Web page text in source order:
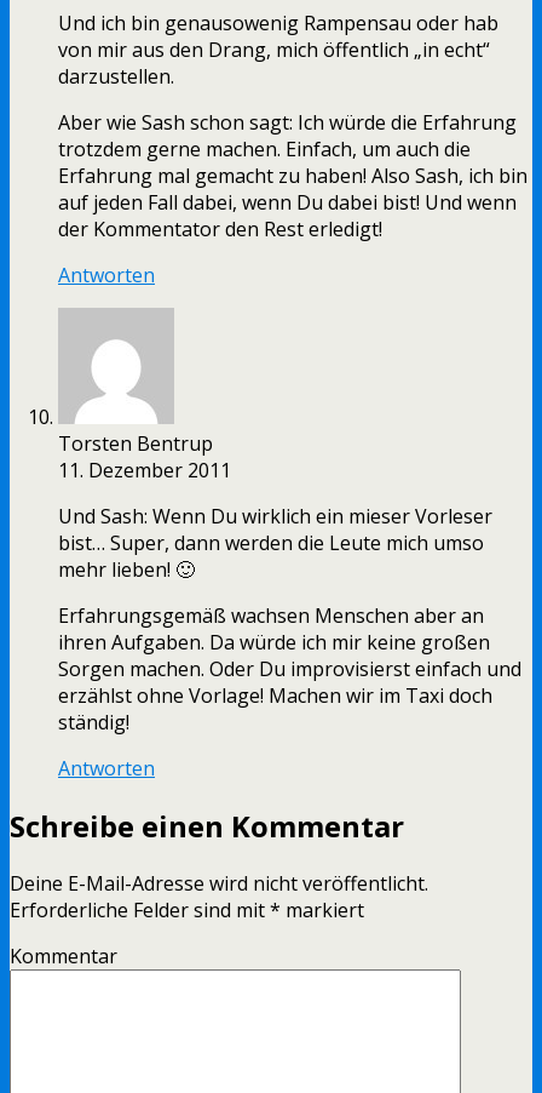
Und ich bin genausowenig Rampensau oder hab
von mir aus den Drang, mich öffentlich „in echt“
darzustellen.
Aber wie Sash schon sagt: Ich würde die Erfahrung
trotzdem gerne machen. Einfach, um auch die
Erfahrung mal gemacht zu haben! Also Sash, ich bin
auf jeden Fall dabei, wenn Du dabei bist! Und wenn
der Kommentator den Rest erledigt!
Antworten
Torsten Bentrup
11. Dezember 2011
Und Sash: Wenn Du wirklich ein mieser Vorleser
bist… Super, dann werden die Leute mich umso
mehr lieben! 🙂
Erfahrungsgemäß wachsen Menschen aber an
ihren Aufgaben. Da würde ich mir keine großen
Sorgen machen. Oder Du improvisierst einfach und
erzählst ohne Vorlage! Machen wir im Taxi doch
ständig!
Antworten
Schreibe einen Kommentar
Deine E-Mail-Adresse wird nicht veröffentlicht.
Erforderliche Felder sind mit* markiert
Kommentar